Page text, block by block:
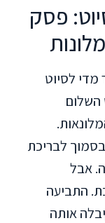
פסק
מדי לסיוט
השלום
לבריכת
אבל
התביעה
אותה